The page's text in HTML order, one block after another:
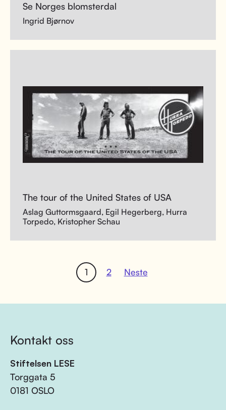
Se Norges blomsterdal
Ingrid Bjørnov
The tour of the United States of USA
Aslag Guttormsgaard, Egil Hegerberg, Hurra
Torpedo, Kristopher Schau
1 2 Neste
Kontakt oss
Stiftelsen LESE
Torggata 5
0181 OSLO